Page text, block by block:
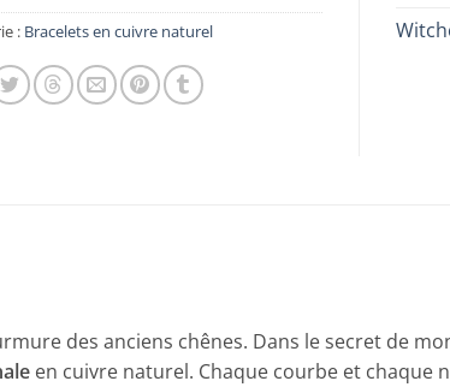
: Bracelets en cuivre naturel
des anciens chênes. Dans le secret de
en cuivre naturel. Chaque courbe et chaque